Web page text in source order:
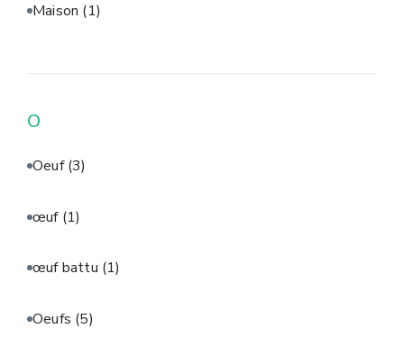
Maison (1)
O
Oeuf(3)
œuf (1)
œuf battu (1)
Oeufs (5)